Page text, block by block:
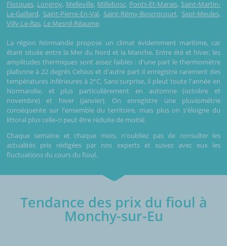
Flocques, Longroy, Melleville, Millebosc, Ponts-Et-Marais, Saint-Martin-
Le-Gaillard, Saint-Pierre-En-Val, Saint-Rémy-Boscrocourt, Sept-Meules,
Villy-Le-Bas, Le Mesnil-Réaume.
La région Normandie propose un climat évidemment maritime, car
étant située entre la Mer du Nord et la Manche. Entre été et hiver, les
amplitudes thermiques sont assez faibles : d'une part le thermomètre
plafonne à 22 degrés Celsius et d'autre part il enregistre rarement des
températures inférieures à 2°C. Sans surprise, il pleut toute l'année en
Normandie, et plus particulièrement en automne (octobre et
novembre) et hiver (janvier). On enregistre une pluviométrie
conséquente sur l'ensemble du territoire, mais plus on s'éloigne du
littoral plus celle-ci peut être réduite de moitié.
Chaque semaine et chaque mois, n'oubliez pas de consulter les
actualités prix rédigées par nos experts et suivez avec eux les
fluctuations du cours du fioul.
Tendance des prix du fioul à
Monchy-sur-Eu